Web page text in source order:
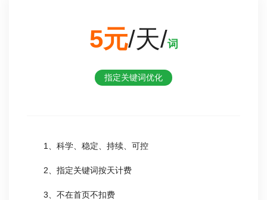
5元/天/词
指定关键词优化
1、科学、稳定、持续、可控
2、指定关键词按天计费
3、不在首页不扣费